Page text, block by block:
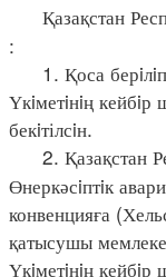
Қазақстан
:
1. Қоса берiлiп
Үкiметiнiң кейбiр
бекiтілсiн.
2. Қазақстан
Өнеркәсiптiк
конвенцияға
қатысушы
Үкiметiнiң кейбiр